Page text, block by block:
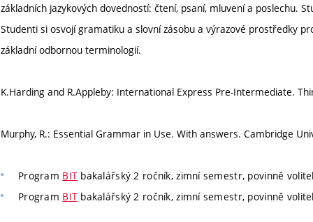
základních jazykových dovedností: čtení, psaní, mluvení a poslechu.
Studenti si osvojí gramatiku a slovní zásobu a výrazové prostředky
základní odbornou terminologií.
K.Harding and R.Appleby: International Express Pre-Intermediate.
Murphy, R.: Essential Grammar in Use. With answers. Cambridge
Program BIT bakalářský 2 ročník, zimní semestr, povinně
Program BIT bakalářský 2 ročník, zimní semestr, povinně